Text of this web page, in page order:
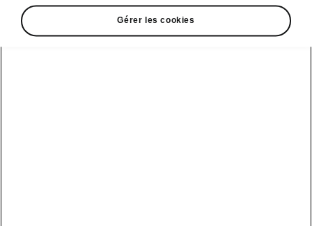
à réceptionner votre nouvelle Škoda en
remplissant la liste d'éléments à faire.
Gérer les cookies